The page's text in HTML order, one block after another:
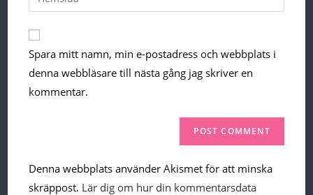
your
website
URL
(optional)
Spara mitt namn, min e-postadress och webbplats i
denna webbläsare till nästa gång jag skriver en
kommentar.
Denna webbplats använder Akismet för att minska
skräppost. Lär dig om hur din kommentarsdata